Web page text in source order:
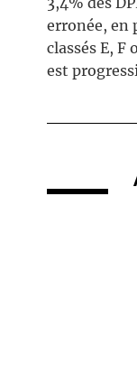
erronée, en
classés E, F
est